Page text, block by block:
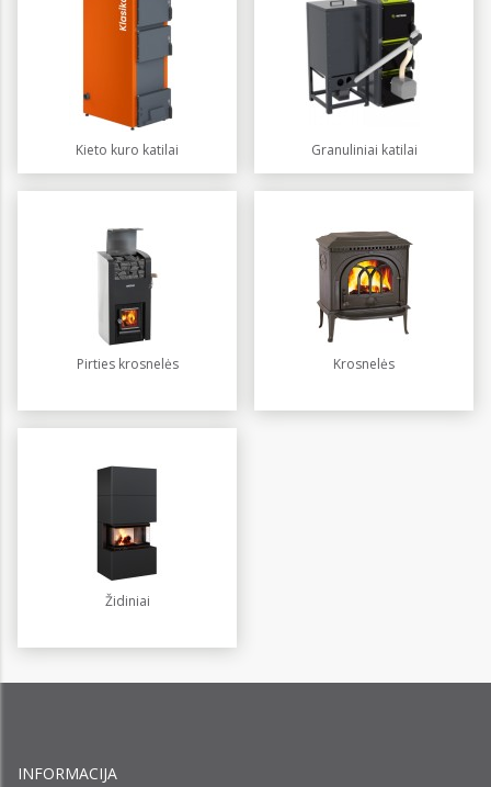
Kieto kuro katilai Granuliniai katilai
Pirties krosnelės Krosnelės
Židiniai
INFORMACIJA